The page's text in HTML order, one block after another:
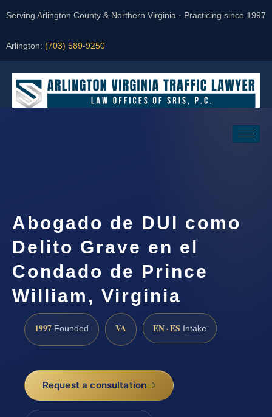
Serving Arlington County & Northern Virginia · Practicing since 1997
Arlington: (703) 589-9250
Abogado de DUI como
Delito Grave en el
Condado de Prince
William, Virginia
1997 Founded VA EN · ES Intake
Request a consultation